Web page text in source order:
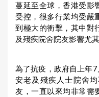
蔓延至全球，香港受影
受控，很多行業均受嚴
到極大的衝擊，其中對
及殘疾院舍院友影響尤
為了抗疫，政府自上年7
安老及殘疾人士院舍
友，一直以來均非常需